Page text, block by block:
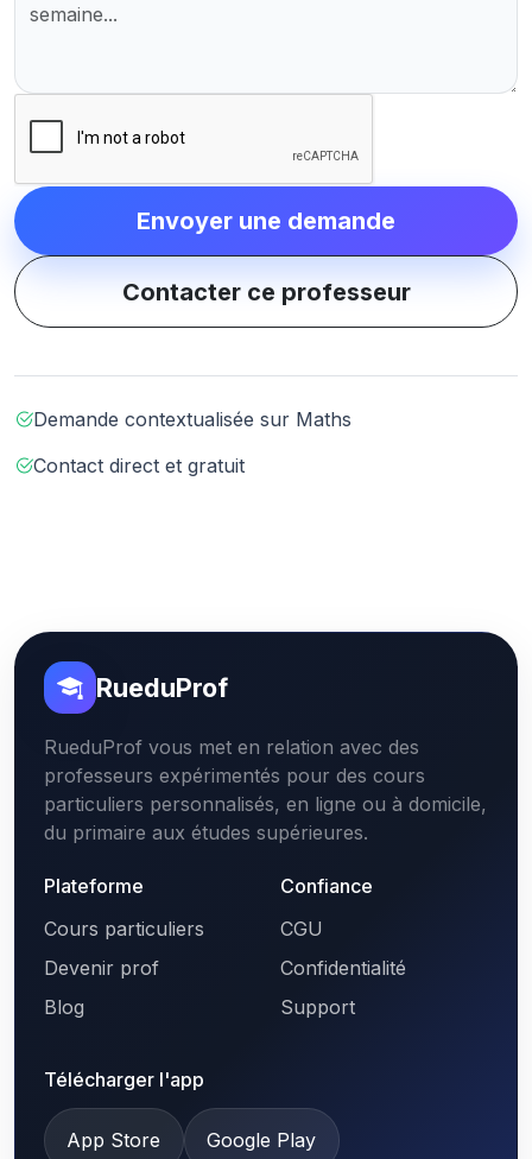
Envoyer une demande
Contacter ce professeur
Demande contextualisée sur Maths
Contact direct et gratuit
RueduProf
RueduProf vous met en relation avec des
professeurs expérimentés pour des cours
particuliers personnalisés, en ligne ou à domicile,
du primaire aux études supérieures.
Plateforme
Cours particuliers
Devenir prof
Blog
Confiance
CGU
Confidentialité
Support
Télécharger l'app
App Store Google Play